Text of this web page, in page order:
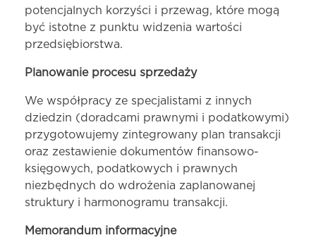
potencjalnych korzyści i przewag, które mogą
być istotne z punktu widzenia wartości
przedsiębiorstwa.
Planowanie procesu sprzedaży
We współpracy ze specjalistami z innych
dziedzin (doradcami prawnymi i podatkowymi)
przygotowujemy zintegrowany plan transakcji
oraz zestawienie dokumentów finansowo-
księgowych, podatkowych i prawnych
niezbędnych do wdrożenia zaplanowanej
struktury i harmonogramu transakcji.
Memorandum informacyjne